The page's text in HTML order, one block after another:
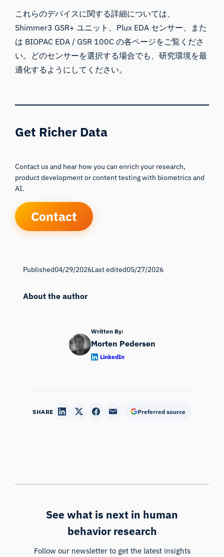
これらのデバイスに関する詳細については、
Shimmer3 GSR+ ユニット
Plux EDA センサー 、また
は BIOPAC EDA / GSR 100Cの各ページをご覧くださ
い。どのセンサーを選択する場合でも、研究環境を最
適化するようにしてください。
Get Richer Data
Contact us and hear how you can enrich your research,
product development or content testing with biometrics and
AI.
Contact
Published04/29/2026Last edited05/27/2026
About the author
Written By:
Morten Pedersen
LinkedIn
SHARE Preferred source
See what is next in human
behavior research
Follow our newsletter to get the latest insights